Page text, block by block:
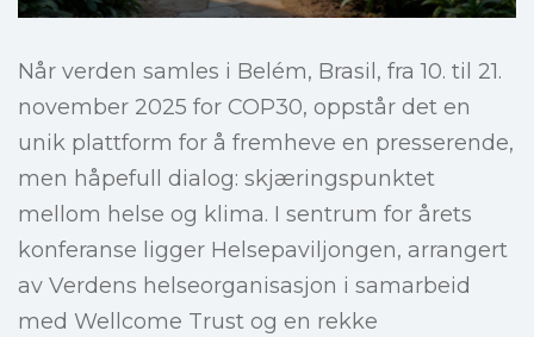
Når verden samles i Belém, Brasil, fra 10. til 21.
november 2025 for COP30, oppstår det en
unik plattform for å fremheve en presserende,
men håpefull dialog: skjæringspunktet
mellom helse og klima. I sentrum for årets
konferanse ligger Helsepaviljongen, arrangert
av Verdens helseorganisasjon i samarbeid
med Wellcome Trust og en rekke